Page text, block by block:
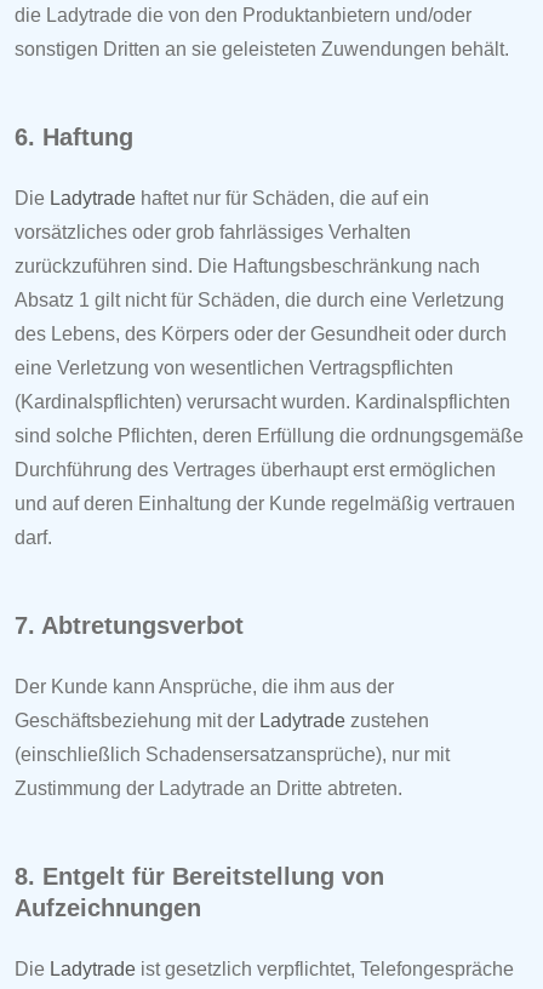
die Ladytrade die von den Produktanbietern und/oder
sonstigen Dritten an sie geleisteten Zuwendungen behält.
6. Haftung
Die Ladytrade haftet nur für Schäden, die auf ein
vorsätzliches oder grob fahrlässiges Verhalten
zurückzuführen sind. Die Haftungsbeschränkung nach
Absatz 1 gilt nicht für Schäden, die durch eine Verletzung
des Lebens, des Körpers oder der Gesundheit oder durch
eine Verletzung von wesentlichen Vertragspflichten
(Kardinalspflichten) verursacht wurden. Kardinalspflichten
sind solche Pflichten, deren Erfüllung die ordnungsgemäße
Durchführung des Vertrages überhaupt erst ermöglichen
und auf deren Einhaltung der Kunde regelmäßig vertrauen
darf.
7. Abtretungsverbot
Der Kunde kann Ansprüche, die ihm aus der
Geschäftsbeziehung mit der Ladytrade zustehen
(einschließlich Schadensersatzansprüche), nur mit
Zustimmung der Ladytrade an Dritte abtreten.
8. Entgelt für Bereitstellung von
Aufzeichnungen
Die Ladytrade ist gesetzlich verpflichtet, Telefongespräche